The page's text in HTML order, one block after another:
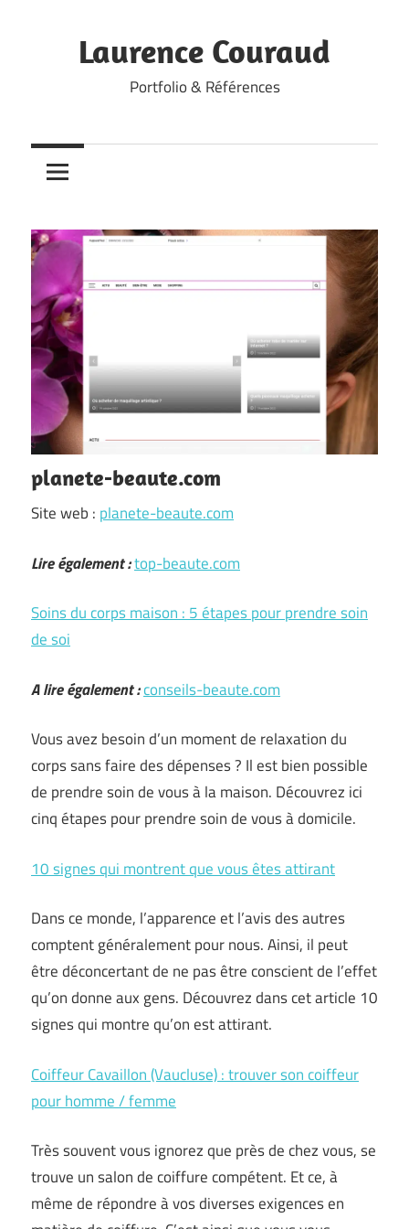
contentLaurence Couraud
Portfolio & Références
planete-beaute.com
Site web : planete-beaute.com
Lire également :top-beaute.com
Soins du corps maison : 5 étapes pour prendre soin
de soi
A lire également :conseils-beaute.com
Vous avez besoin d’un moment de relaxation du
corps sans faire des dépenses ? Il est bien possible
de prendre soin de vous à la maison. Découvrez ici
cinq étapes pour prendre soin de vous à domicile.
10 signes qui montrent que vous êtes attirant
Dans ce monde, l’apparence et l’avis des autres
comptent généralement pour nous. Ainsi, il peut
être déconcertant de ne pas être conscient de l’effet
qu’on donne aux gens. Découvrez dans cet article 10
signes qui montre qu’on est attirant.
Coiffeur Cavaillon (Vaucluse) : trouver son coiffeur
pour homme / femme
Très souvent vous ignorez que près de chez vous, se
trouve un salon de coiffure compétent. Et ce, à
même de répondre à vos diverses exigences en